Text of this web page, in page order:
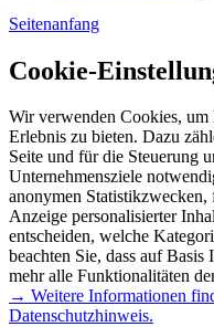
Seitenanfang
Cookie-
Wir verwenden Cookies, um
Erlebnis zu bieten. Dazu
Seite und für die Steuerung
Unternehmensziele
anonymen
Anzeige personalisierter
entscheiden, welche
beachten Sie, dass auf
mehr alle Funktionalitäten
→ Weitere Informationen
Datenschutzhinweis.